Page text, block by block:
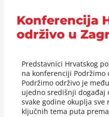
Konferencija
održivo u
Predstavnici Hrvatskog
na konferenciji Podržimo
Podržimo održivo je
ujedno središnji događaj
svake godine okuplja
ključnih tema puta